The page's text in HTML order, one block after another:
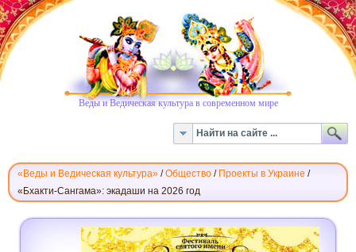
Веды и Ведическая культура в современном мире
«Веды и Ведическая культура» /Общество / Проекты в Украине /
«Бхакти-Сангама»: экадаши на 2026 год
«БХАКТИ-
САНГАМА»